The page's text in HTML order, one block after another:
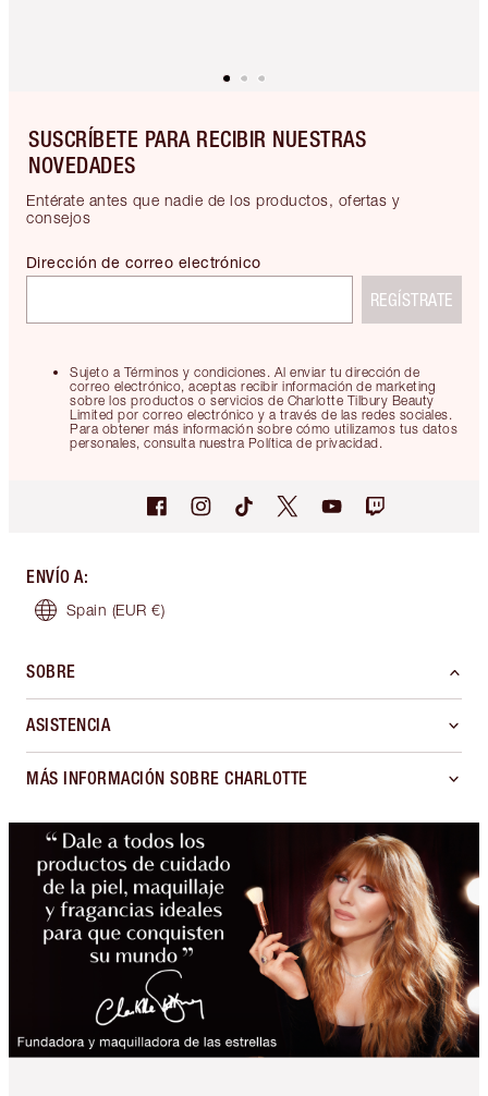
SUSCRÍBETE PARA RECIBIR NUESTRAS
NOVEDADES
Entérate antes que nadie de los productos, ofertas y
consejos
Sujeto a Términos y condiciones. Al enviar tu dirección de
correo electrónico, aceptas recibir información de marketing
sobre los productos o servicios de Charlotte Tilbury Beauty
Limited por correo electrónico y a través de las redes sociales.
Para obtener más información sobre cómo utilizamos tus datos
personales, consulta nuestra Política de privacidad.
Dirección de correo electrónico
REGÍSTRATE
ENVÍO A:
Spain (EUR €)
SOBRE
ASISTENCIA
MÁS INFORMACIÓN SOBRE CHARLOTTE